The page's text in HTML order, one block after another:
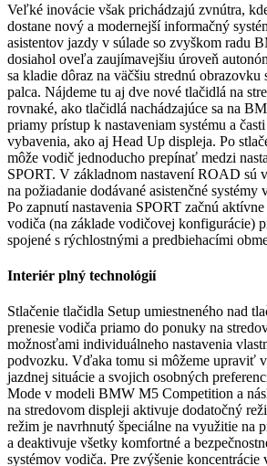
Veľké inovácie však prichádzajú zvnútra,
dostane nový a modernejší informačný
asistentov jazdy v súlade so zvyškom radu
dosiahol oveľa zaujímavejšiu úroveň
sa kladie dôraz na väčšiu strednú
palca. Nájdeme tu aj dve nové tlačidlá na
rovnaké, ako tlačidlá nachádzajúce sa na
priamy prístup k nastaveniam systému a
vybavenia, ako aj Head Up displeja. Po
môže vodič jednoducho prepínať medzi
SPORT. V základnom nastavení ROAD sú
na požiadanie dodávané asistenčné systémy
Po zapnutí nastavenia SPORT začnú aktívne
vodiča (na základe vodičovej konfigurácie)
spojené s rýchlostnými a predbiehacími
Interiér plný technológií
Stlačenie tlačidla Setup umiestneného nad
prenesie vodiča priamo do ponuky na
možnosťami individuálneho nastavenia
podvozku. Vďaka tomu si môžeme upraviť
jazdnej situácie a svojich osobných
Mode v modeli BMW M5 Competition a
na stredovom displeji aktivuje dodatočný
režim je navrhnutý špeciálne na využitie na
a deaktivuje všetky komfortné a
systémov vodiča. Pre zvýšenie koncentrácie